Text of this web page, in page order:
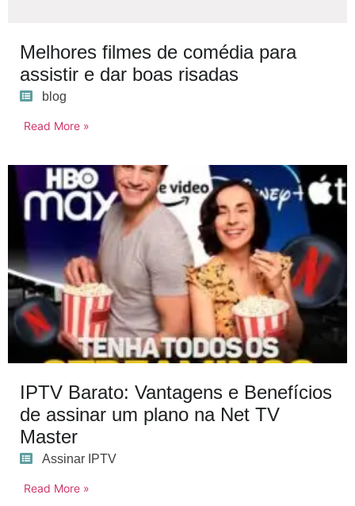
Melhores filmes de comédia para
assistir e dar boas risadas
blog
Read More »
IPTV Barato: Vantagens e Benefícios
de assinar um plano na Net TV
Master
Assinar IPTV
Read More »